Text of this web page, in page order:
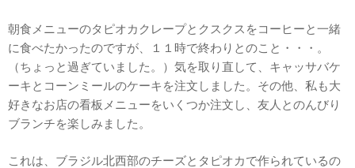
朝食メニューのタピオカクレープとクスクスをコーヒーと一緒
に食べたかったのですが、１１時で終わりとのこと・・・。
（ちょっと過ぎていました。）気を取り直して、キャッサバケ
ーキとコーンミールのケーキを注文しました。その他、私も大
好きなお店の看板メニューをいくつか注文し、友人とのんびり
ブランチを楽しみました。
これは、ブラジル北西部のチーズとタピオカで作られているの